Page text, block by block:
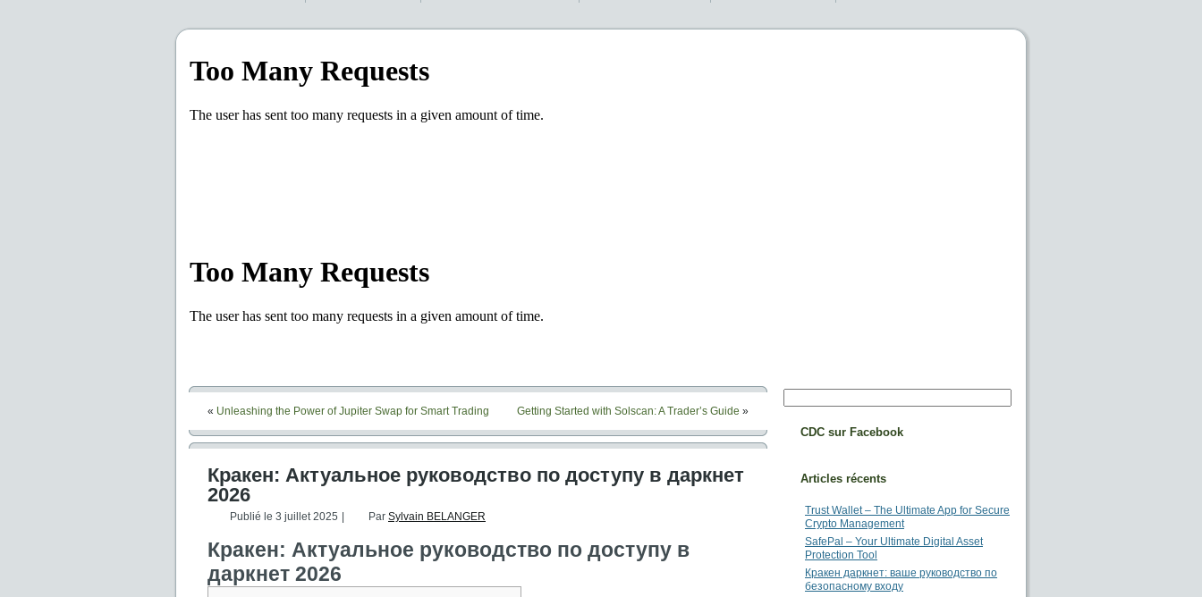
« Unleashing the Power of Jupiter Swap for Smart Trading Getting Started with Solscan: A Trader’s Guide »
Кракен: Актуальное руководство по доступу в даркнет
2026
Publié le 3 juillet 2025 Par Sylvain BELANGER
Кракен: Актуальное руководство по доступу в
даркнет 2026
CDC sur Facebook
Articles récents
Trust Wallet – The Ultimate App for Secure
Crypto Management
SafePal – Your Ultimate Digital Asset
Protection Tool
Кракен даркнет: ваше руководство по
безопасному входу